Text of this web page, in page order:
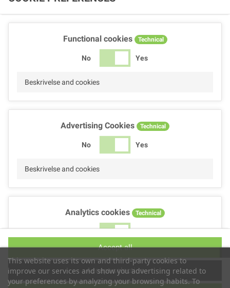
This website uses its own and third-party cookies to
improve our services and show you advertising related to
your preferences by analyzing your browsing habits. To
Functional cookies Technical
No Yes
Beskrivelse and cookies
Advertising Cookies Technical
No Yes
Beskrivelse and cookies
Analytics cookies Technical
No Yes
Accept selection
Accept all